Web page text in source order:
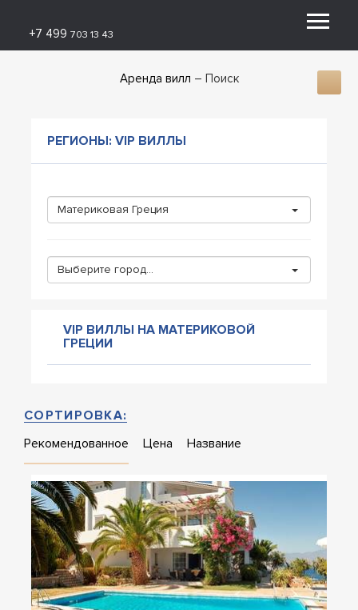
+7 499 703 13 43
Аренда вилл Поиск
РЕГИОНЫ: VIP ВИЛЛЫ
Материковая Греция
Выберите город...
VIP ВИЛЛЫ НА МАТЕРИКОВОЙ
ГРЕЦИИ
СОРТИРОВКА:
Рекомендованное
Цена Название